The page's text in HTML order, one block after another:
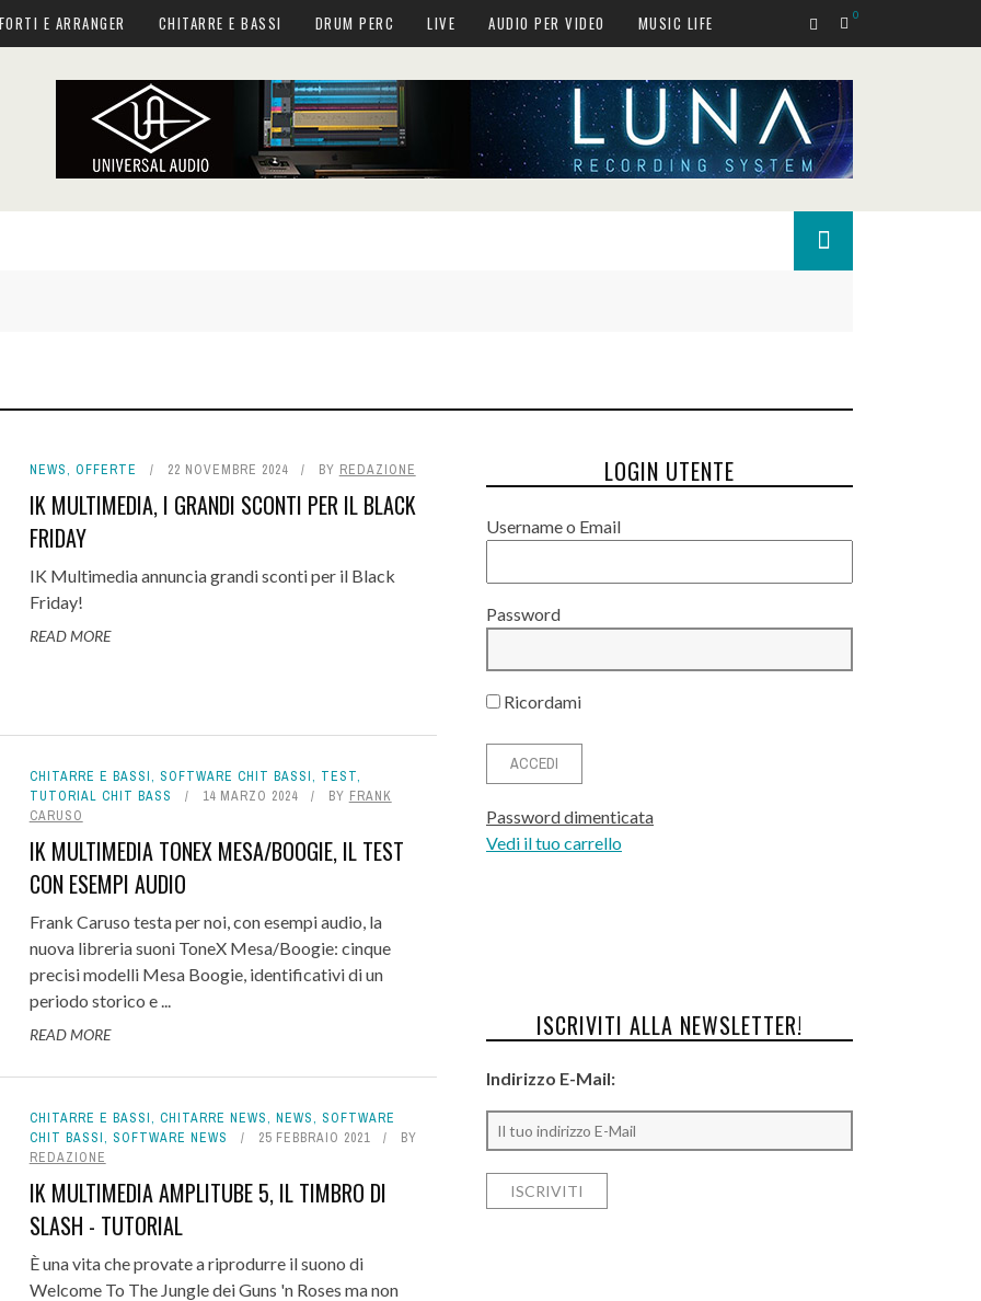
E ARRANGER CHITARRE E BASSI DRUM PERC LIVE AUDIO PER VIDEO MUSIC LIFE 0
NEWS, OFFERTE 22 NOVEMBRE 2024 BY REDAZIONE
IK MULTIMEDIA, I GRANDI SCONTI PER IL BLACK
FRIDAY
IK Multimedia annuncia grandi sconti per il Black
Friday!
READ MORE
CHITARRE E BASSI, SOFTWARE CHIT BASSI, TEST,
TUTORIAL CHIT BASS
14 MARZO 2024 BY FRANK
CARUSO
IK MULTIMEDIA TONEX MESA/BOOGIE, IL TEST
CON ESEMPI AUDIO
Frank Caruso testa per noi, con esempi audio, la
nuova libreria suoni ToneX Mesa/Boogie: cinque
precisi modelli Mesa Boogie, identificativi di un
periodo storico e ...
READ MORE
CHITARRE E BASSI, CHITARRE NEWS, NEWS, SOFTWARE
CHIT BASSI, SOFTWARE NEWS 25 FEBBRAIO 2021
BY
REDAZIONE
IK MULTIMEDIA AMPLITUBE 5, IL TIMBRO DI
SLASH - TUTORIAL
È una vita che provate a riprodurre il suono di
Welcome To The Jungle dei Guns 'n Roses ma non
LOGIN UTENTE
Username o Email
Password
Ricordami
Password dimenticata
Vedi il tuo carrello
ISCRIVITI ALLA NEWSLETTER!
Indirizzo E-Mail: